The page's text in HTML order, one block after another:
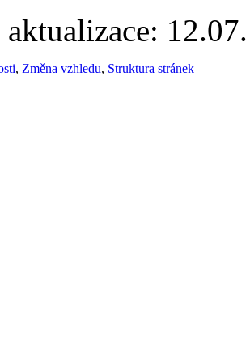
, Změna vzhledu, Struktura stránek